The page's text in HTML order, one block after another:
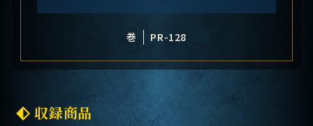
巻 PR-128
収録商品